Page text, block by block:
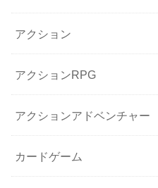
アクション
アクションRPG
アクションアドベンチャー
カードゲーム